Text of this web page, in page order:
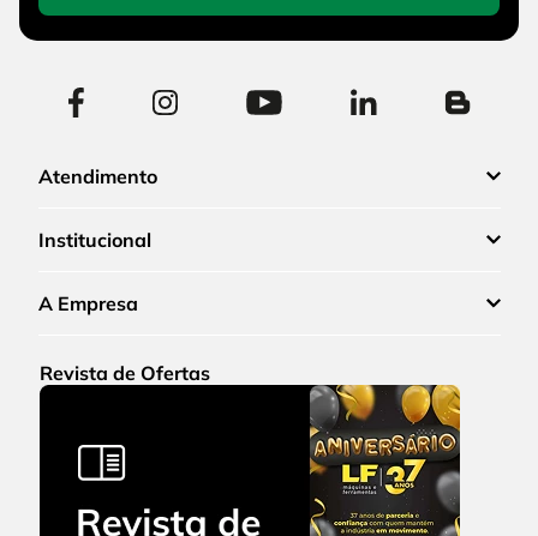
Atendimento
Institucional
A Empresa
Revista de Ofertas